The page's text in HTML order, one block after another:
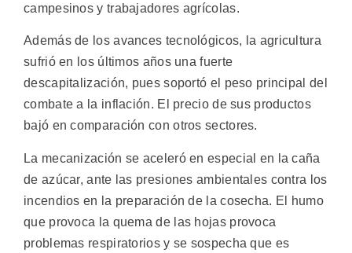
campesinos y trabajadores agrícolas.
Además de los avances tecnológicos, la agricultura
sufrió en los últimos años una fuerte
descapitalización, pues soportó el peso principal del
combate a la inflación. El precio de sus productos
bajó en comparación con otros sectores.
La mecanización se aceleró en especial en la caña
de azúcar, ante las presiones ambientales contra los
incendios en la preparación de la cosecha. El humo
que provoca la quema de las hojas provoca
problemas respiratorios y se sospecha que es